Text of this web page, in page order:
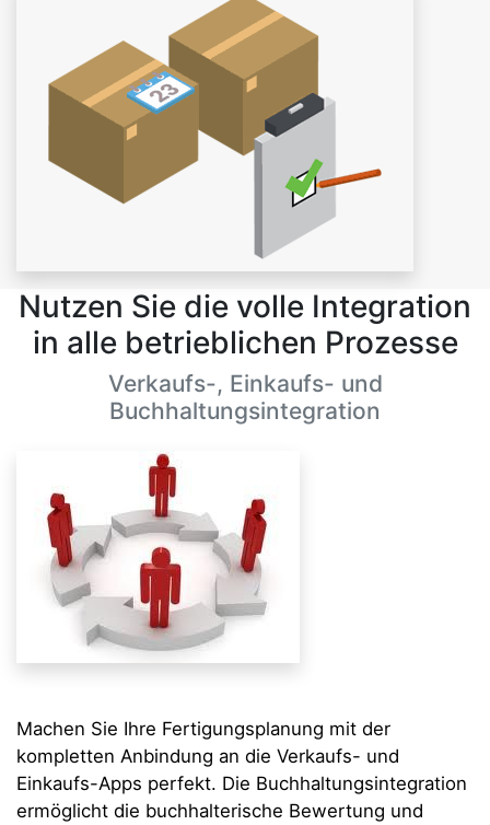
Nutzen Sie die volle Integration
in alle betrieblichen Prozesse
Verkaufs-, Einkaufs- und
Buchhaltungsintegration
Machen Sie Ihre Fertigungsplanung mit der
kompletten Anbindung an die Verkaufs- und
Einkaufs-Apps perfekt. Die Buchhaltungsintegration
ermöglicht die buchhalterische Bewertung und